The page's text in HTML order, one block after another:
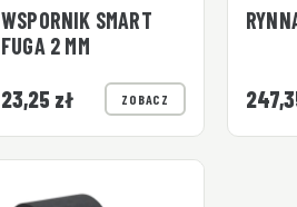
WSPORNIK SMART
FUGA 2 MM
23,25 zł ZOBACZ